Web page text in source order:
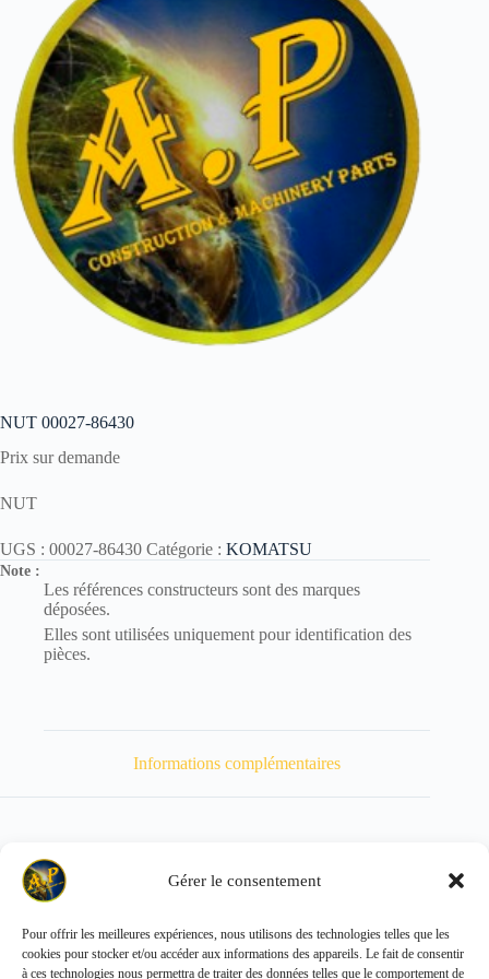
Gérer le consentement
Pour offrir les meilleures expériences, nous utilisons des technologies telles que les
cookies pour stocker et/ou accéder aux informations des appareils. Le fait de consentir
à ces technologies nous permettra de traiter des données telles que le comportement de
NUT 00027-86430
Prix sur demande
NUT
UGS : 00027-86430 Catégorie : KOMATSU
Note :
Les références constructeurs sont des marques
déposées.
Elles sont utilisées uniquement pour identification des
pièces.
Informations complémentaires
Poids 100 kg
Copyright © 2026 - ALL PARTS FRANCE SAS